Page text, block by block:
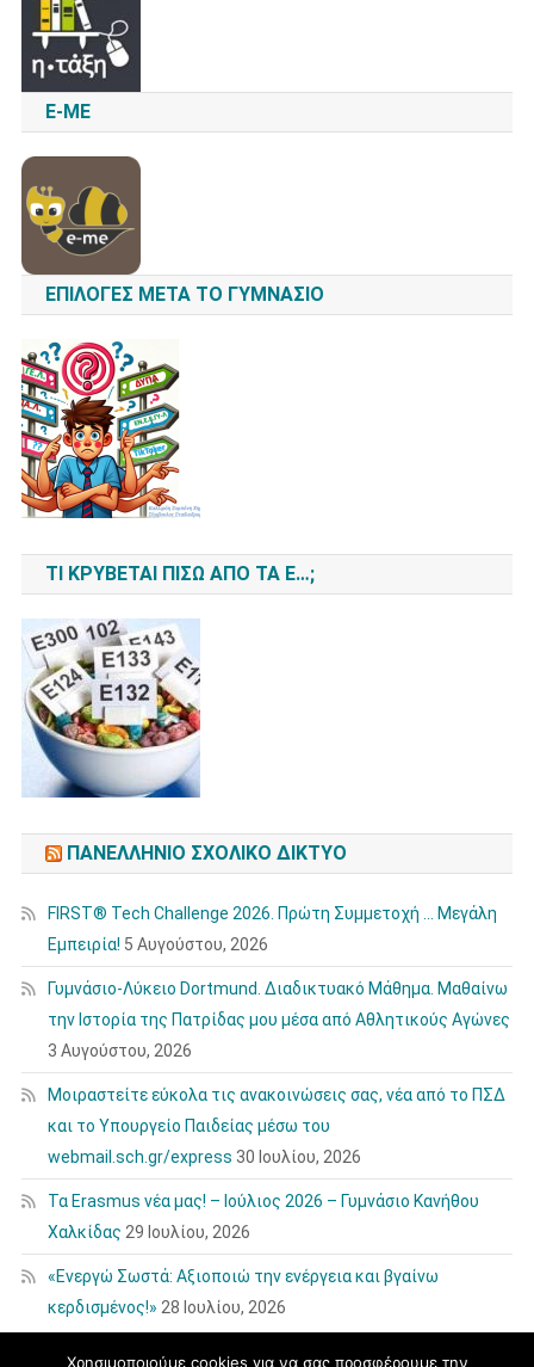
E-ME
ΕΠΙΛΟΓΈΣ ΜΕΤΆ ΤΟ ΓΥΜΝΆΣΙΟ
ΤΙ ΚΡΎΒΕΤΑΙ ΠΊΣΩ ΑΠΌ ΤΑ Ε…;
ΠΑΝΕΛΛΉΝΙΟ ΣΧΟΛΙΚΌ ΔΊΚΤΥΟ
FIRST® Tech Challenge 2026. Πρώτη Συμμετοχή … Μεγάλη
Εμπειρία! 5 Αυγούστου, 2026
Γυμνάσιο-Λύκειο Dortmund. Διαδικτυακό Μάθημα. Μαθαίνω
την Ιστορία της Πατρίδας μου μέσα από Αθλητικούς Αγώνες
3 Αυγούστου, 2026
Μοιραστείτε εύκολα τις ανακοινώσεις σας, νέα από το ΠΣΔ
και το Υπουργείο Παιδείας μέσω του
webmail.sch.gr/express 30 Ιουλίου, 2026
Τα Erasmus νέα μας! – Ιούλιος 2026 – Γυμνάσιο Κανήθου
Χαλκίδας 29 Ιουλίου, 2026
«Ενεργώ Σωστά: Αξιοποιώ την ενέργεια και βγαίνω
κερδισμένος!» 28 Ιουλίου, 2026
Χρησιμοποιούμε cookies για να σας προσφέρουμε την